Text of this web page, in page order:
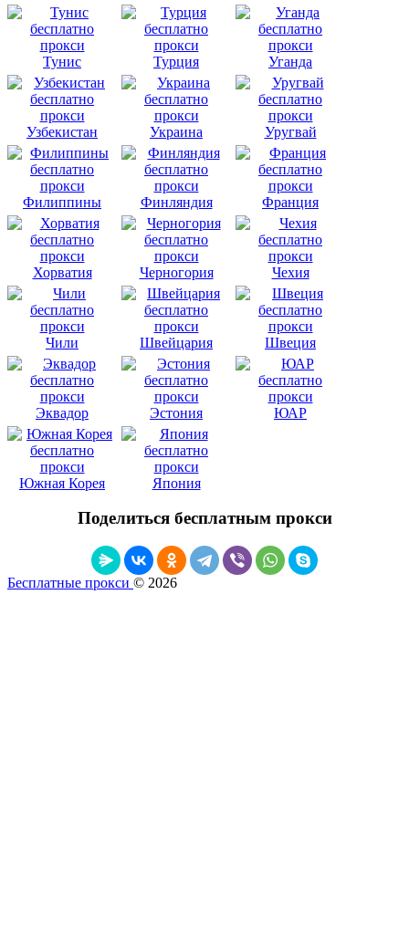
Тунис Турция Уганда
Узбекистан Украина Уругвай
Филиппины Финляндия Франция
Хорватия Черногория Чехия
Чили Швейцария Швеция
Эквадор Эстония ЮАР
Южная Корея Япония
Поделиться бесплатным прокси
Бесплатные прокси © 2026